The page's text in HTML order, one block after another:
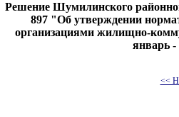
Решение Шумилинского
897 "Об утверждении
организациями жилищно-
январь -
<<